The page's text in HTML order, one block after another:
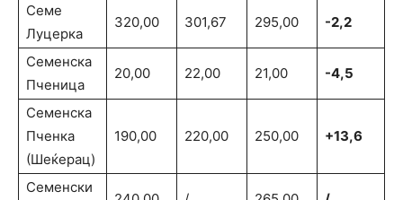
Семе
Луцерка
320,00 301,67 295,00 -2,2
Семенска
Пченица
20,00 22,00 21,00 -4,5
Семенска
Пченка
(Шеќерац)
190,00 220,00 250,00 +13,6
Семенски